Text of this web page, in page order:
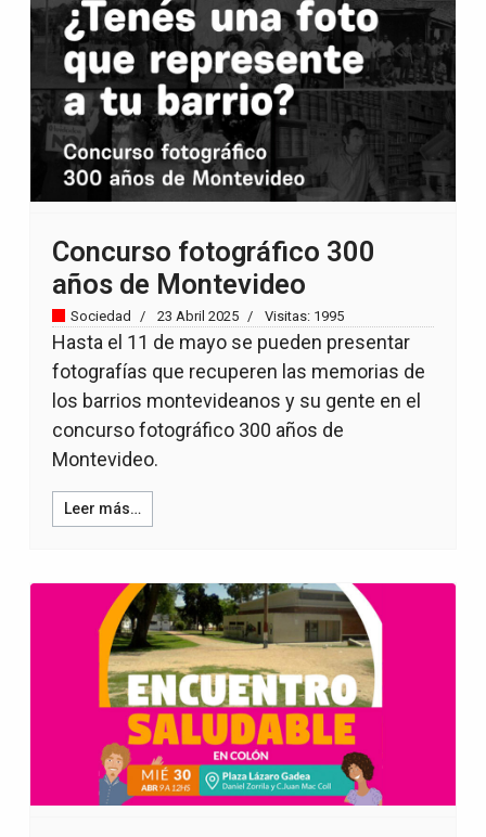
Concurso fotográfico 300
años de Montevideo
Sociedad 23 Abril 2025 Visitas: 1995
Hasta el 11 de mayo se pueden presentar
fotografías que recuperen las memorias de
los barrios montevideanos y su gente en el
concurso fotográfico 300 años de
Montevideo.
Leer más…